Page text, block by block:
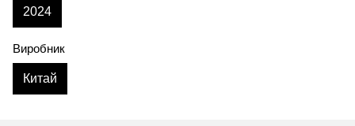
2024
Виробник
Китай